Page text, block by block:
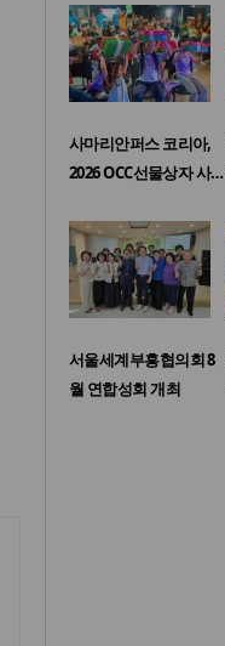
사마리안퍼스 코리아,
2026 OCC선물상자 사…
서울세계부흥협의회 8
월 연합성회 개최